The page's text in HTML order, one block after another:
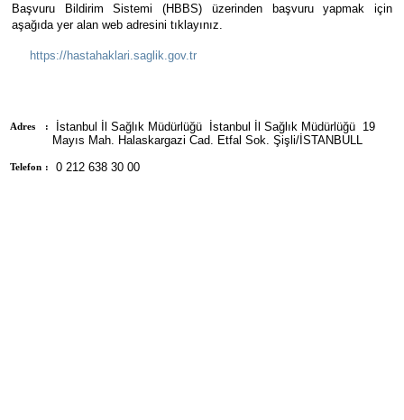
Başvuru Bildirim Sistemi (HBBS) üzerinden başvuru yapmak için
aşağıda yer alan web adresini tıklayınız.
https://hastahaklari.saglik.gov.tr
Adres :
İstanbul İl Sağlık Müdürlüğü İstanbul İl Sağlık Müdürlüğü 19
Mayıs Mah. Halaskargazi Cad. Etfal Sok. Şişli/İSTANBULL
Telefon : 0 212 638 30 00